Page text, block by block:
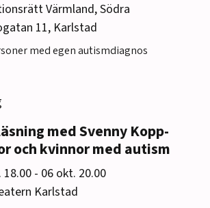
Värmland, Södra
11, Karlstad
med egen autismdiagnos
med Svenny Kopp-
och kvinnor med autism
18.00till
- 06 okt. 20.00
Karlstad